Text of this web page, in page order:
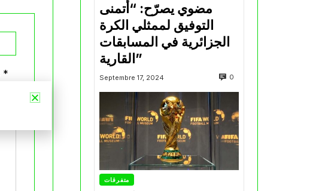
*
مضوي يصرّح: “أتمنى
التوفيق لممثلي الكرة
الجزائرية في المسابقات
القارية”
Septembre 17, 2024 0
متفرقات